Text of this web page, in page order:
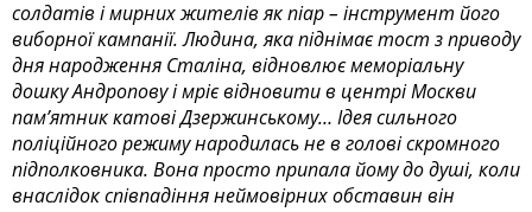
солдатів і мирних жителів як піар – інструмент його
виборної кампанії. Людина, яка піднімає тост з приводу
дня народження Сталіна, відновлює меморіальну
дошку Андропову і мріє відновити в центрі Москви
пам’ятник катові Дзержинському… Ідея сильного
поліційного режиму народилась не в голові скромного
підполковника. Вона просто припала йому до душі, коли
внаслідок співпадіння неймовірних обставин він